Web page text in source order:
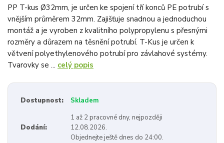
PP T-kus Ø32mm, je určen ke spojení tří konců PE potrubí s
vnějším průměrem 32mm. Zajišťuje snadnou a jednoduchou
montáž a je vyroben z kvalitního polypropylenu s přesnými
rozměry a důrazem na těsnění potrubí. T-Kus je určen k
větvení polyethylenového potrubí pro závlahové systémy.
Tvarovky se ... celý popis
Dostupnost: Skladem
Dodání:
1 až 2 pracovné dny, nejpozději
12.08.2026.
Objednejte ještě dnes do 24:00.